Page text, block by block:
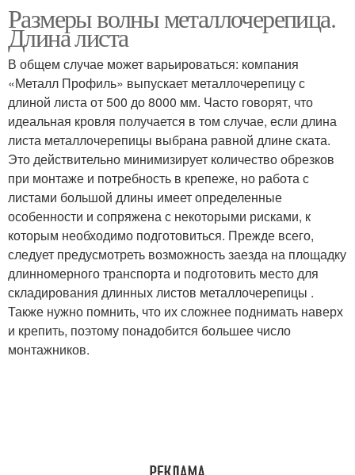
Ломаные крыши Крыши с кукушкой
Металлочерепицы на
мансардную крышу
Размеры волны металлочерепица.
Длина листа
В общем случае может варьироваться: компания
«Металл Профиль» выпускает металлочерепицу с
длиной листа от 500 до 8000 мм. Часто говорят, что
идеальная кровля получается в том случае, если длина
листа металлочерепицы выбрана равной длине ската.
Это действительно минимизирует количество обрезков
при монтаже и потребность в крепеже, но работа с
листами большой длины имеет определенные
особенности и сопряжена с некоторыми рисками, к
которым необходимо подготовиться. Прежде всего,
следует предусмотреть возможность заезда на площадку
длинномерного транспорта и подготовить место для
складирования длинных листов металлочерепицы .
Также нужно помнить, что их сложнее поднимать наверх
и крепить, поэтому понадобится большее число
монтажников.